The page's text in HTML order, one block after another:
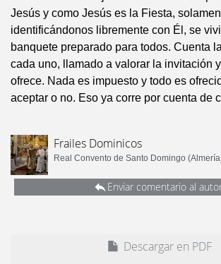
Jesús y como Jesús es la Fiesta,
identificándonos libremente con Él, se
banquete preparado para todos. Cuenta
cada uno, llamado a valorar la invitación
ofrece. Nada es impuesto y todo es
aceptar o no. Eso ya corre por cuenta de
Frailes Dominicos
Real Convento de Santo Domingo
Enviar comentario al
Descargar en PDF